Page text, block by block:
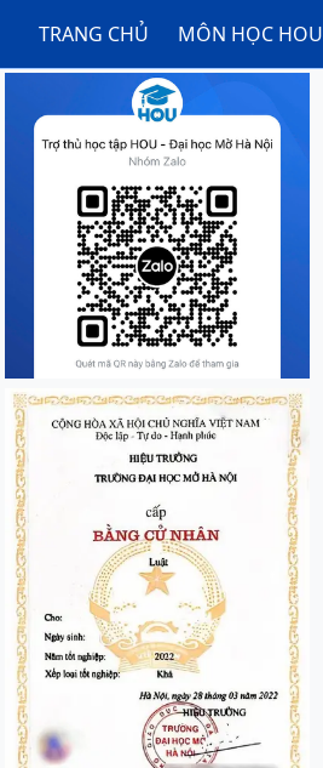
TRANG CHỦ MÔN HỌC HOU